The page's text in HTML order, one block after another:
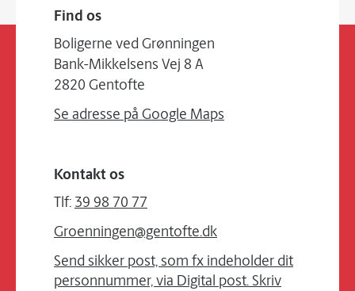
Find os
Boligerne ved Grønningen
Bank-Mikkelsens Vej 8 A
2820 Gentofte
Se adresse på Google Maps
Kontakt os
Tlf: 39 98 70 77
Groenningen@gentofte.dk
Send sikker post, som fx indeholder dit
personnummer, via Digital post. Skriv